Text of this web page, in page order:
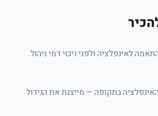
לאינפלציה ולפני ניכוי דמי ניהול.
בתקופה — מייצגת את הגידול